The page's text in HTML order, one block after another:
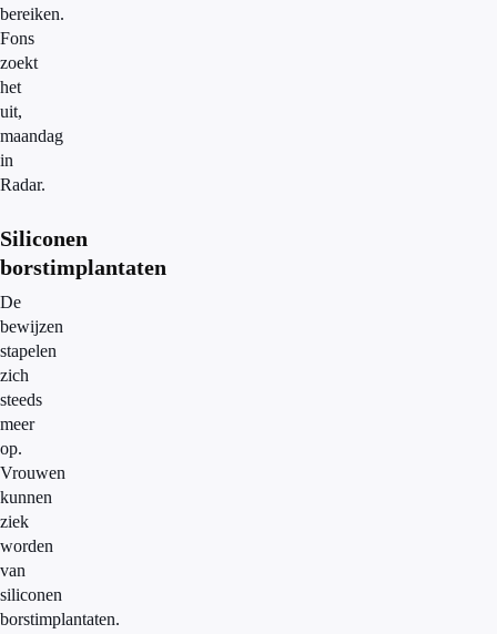
bereiken.
Fons
zoekt
het
uit,
maandag
in
Radar.
Siliconen
borstimplantaten
De
bewijzen
stapelen
zich
steeds
meer
op.
Vrouwen
kunnen
ziek
worden
van
siliconen
borstimplantaten.